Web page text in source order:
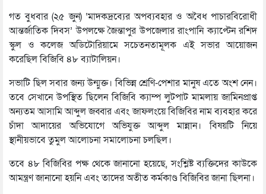
গত বুধবার (২৫ জুন) ‘মাদকদ্রব্যের অপব্যবহার ও অবৈধ পাচারবিরোধী
আন্তর্জাতিক দিবস’ উপলক্ষে জৈন্তাপুর উপজেলার রাংপানি ক্যাপ্টেন রশিদ
স্কুল ও কলেজ অডিটোরিয়ামে সচেতনতামূলক এই সভার আয়োজন
করেছিল বিজিবি ৪৮ ব্যাটালিয়ন।
সভাটি ছিল সবার জন্য উন্মুক্ত। বিভিন্ন শ্রেণি-পেশার মানুষ এতে অংশ নেন।
তবে সেখানে উপস্থিত ছিলেন বিজিবি ক্যাম্প লুটপাট মামলায় জামিনপ্রাপ্ত
অন্যতম আসামি আব্দুল জব্বার এবং জাফলংয়ে বিজিবির নাম ব্যবহার করে
চাঁদা আদায়ের অভিযোগে অভিযুক্ত আব্দুল মান্নান। বিষয়টি নিয়ে
স্থানীয়ভাবে তুমুল আলোচনা সমালোচনা চলছিল।
তবে ৪৮ বিজিবির পক্ষ থেকে জানানো হয়েছে, সংশ্লিষ্ট ব্যক্তিদের কাউকে
আমন্ত্রণ জানানো হয়নি এবং তাদের অতীত কর্মকাণ্ড বিজিবির জানা ছিলনা।